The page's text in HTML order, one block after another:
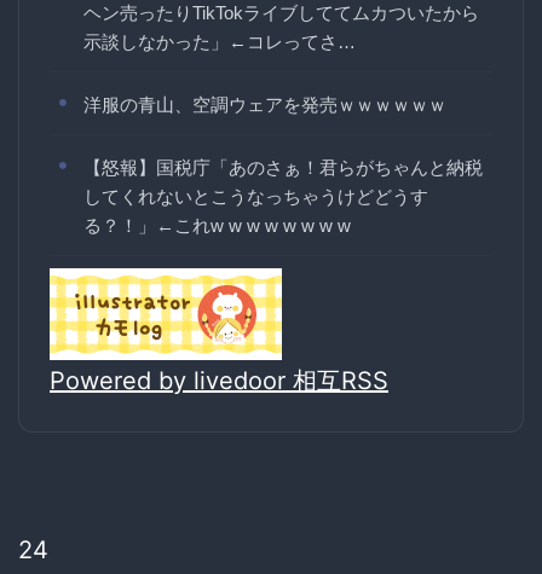
ヘン売ったりTikTokライブしててムカついたから
示談しなかった」←コレってさ…
洋服の青山、空調ウェアを発売ｗｗｗｗｗｗ
【怒報】国税庁「あのさぁ！君らがちゃんと納税
してくれないとこうなっちゃうけどどうす
る？！」←これw w w w w w w w
Powered by livedoor 相互RSS
24